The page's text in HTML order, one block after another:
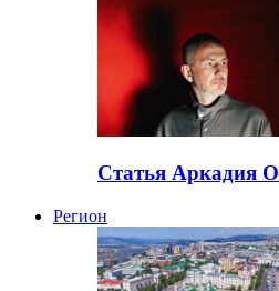
Статья Аркадия
Регион